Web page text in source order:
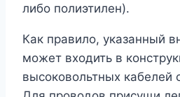
либо полиэтилен).
Как правило, указанный
может входить в
высоковольтных кабелей